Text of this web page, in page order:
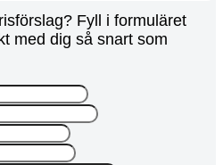
Fyll i formuläret
med dig så snart som